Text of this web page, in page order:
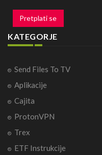
Pretplati se
KATEGORJE
Send Files To TV
Aplikacije
Cajita
ProtonVPN
Trex
ETF Instrukcije